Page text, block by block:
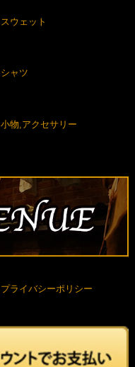
スウェット
シャツ
小物,アクセサリー
プライバシーポリシー